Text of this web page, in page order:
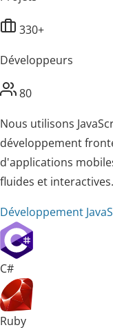
330+
Développeurs
80
Nous utilisons
développement
d'applications
fluides et interactives.
Développement
C#
Ruby